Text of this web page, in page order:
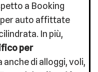
a Booking
per auto affittate
In più,
per
anche di alloggi, voli,